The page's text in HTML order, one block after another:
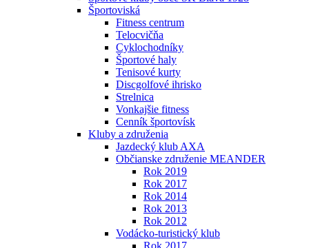
Športoviská
Fitness centrum
Telocvičňa
Cyklochodníky
Športové haly
Tenisové kurty
Discgolfové ihrisko
Strelnica
Vonkajšie fitness
Cenník športovísk
Kluby a združenia
Jazdecký klub AXA
Občianske združenie MEANDER
Rok 2019
Rok 2017
Rok 2014
Rok 2013
Rok 2012
Vodácko-turistický klub
Rok 2017